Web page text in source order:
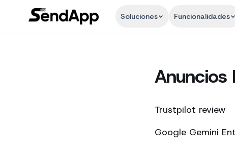
Soluciones Funcionalidades
Anuncios
Trustpilot review
Google Gemini